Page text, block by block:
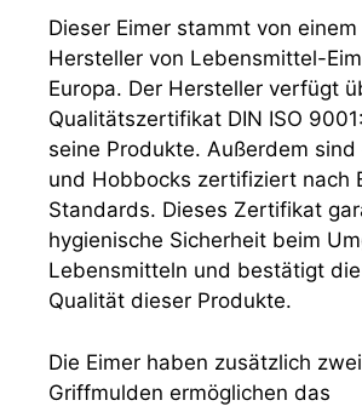
Dieser Eimer stammt von
Hersteller von Lebensmittel-
Europa. Der Hersteller verfügt
Qualitätszertifikat DIN ISO
seine Produkte. Außerdem sind
und Hobbocks zertifiziert nach
Standards. Dieses Zertifikat
hygienische Sicherheit beim
Lebensmitteln und bestätigt
Qualität dieser Produkte.
Die Eimer haben zusätzlich
Griffmulden ermöglichen das